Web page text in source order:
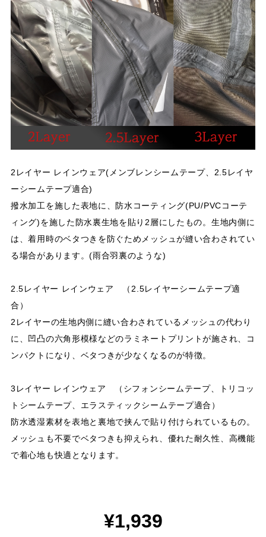
2レイヤー レインウェア(メンブレンシームテープ、2.5レイヤ
ーシームテープ適合)
撥水加工を施した表地に、防水コーティング(PU/PVCコーテ
ィング)を施した防水裏生地を貼り2層にしたもの。生地内側に
は、着用時のベタつきを防ぐためメッシュが縫い合わされてい
る場合があります。(雨合羽裏のような)
2.5レイヤー レインウェア （2.5レイヤーシームテープ適
合）
2レイヤーの生地内側に縫い合わされているメッシュの代わり
に、凹凸の六角形模様などのラミネートプリントが施され、コ
ンパクトになり、ベタつきが少なくなるのが特徴。
3レイヤー レインウェア （シフォンシームテープ、トリコッ
トシームテープ、エラスティックシームテープ適合）
防水透湿素材を表地と裏地で挟んで貼り付けられているもの。
メッシュも不要でベタつきも抑えられ、優れた耐久性、高機能
で着心地も快適となります。
¥1,939